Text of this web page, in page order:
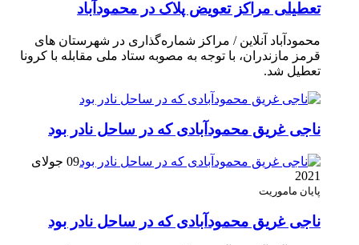
تعطیلی مراکز تعویض پلاک در محمودآباد
محمودآباد آنلاین / مراکز شماره‌گذاری در شهر‌ستان های
قرمز مازندران، با توجه به مصوبه ستاد ملی مقابله با کرونا
تعطیل شد.
ناجی غریق محمودآبادی که در ساحل نادر بود
09 جولای
2021
پایان ماموریت
ناجی غریق محمودآبادی که در ساحل نادر بود